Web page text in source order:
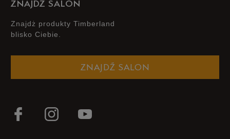
ZNAJDŹ SALON
Znajdż produkty Timberland
blisko Ciebie.
ZNAJDŹ SALON